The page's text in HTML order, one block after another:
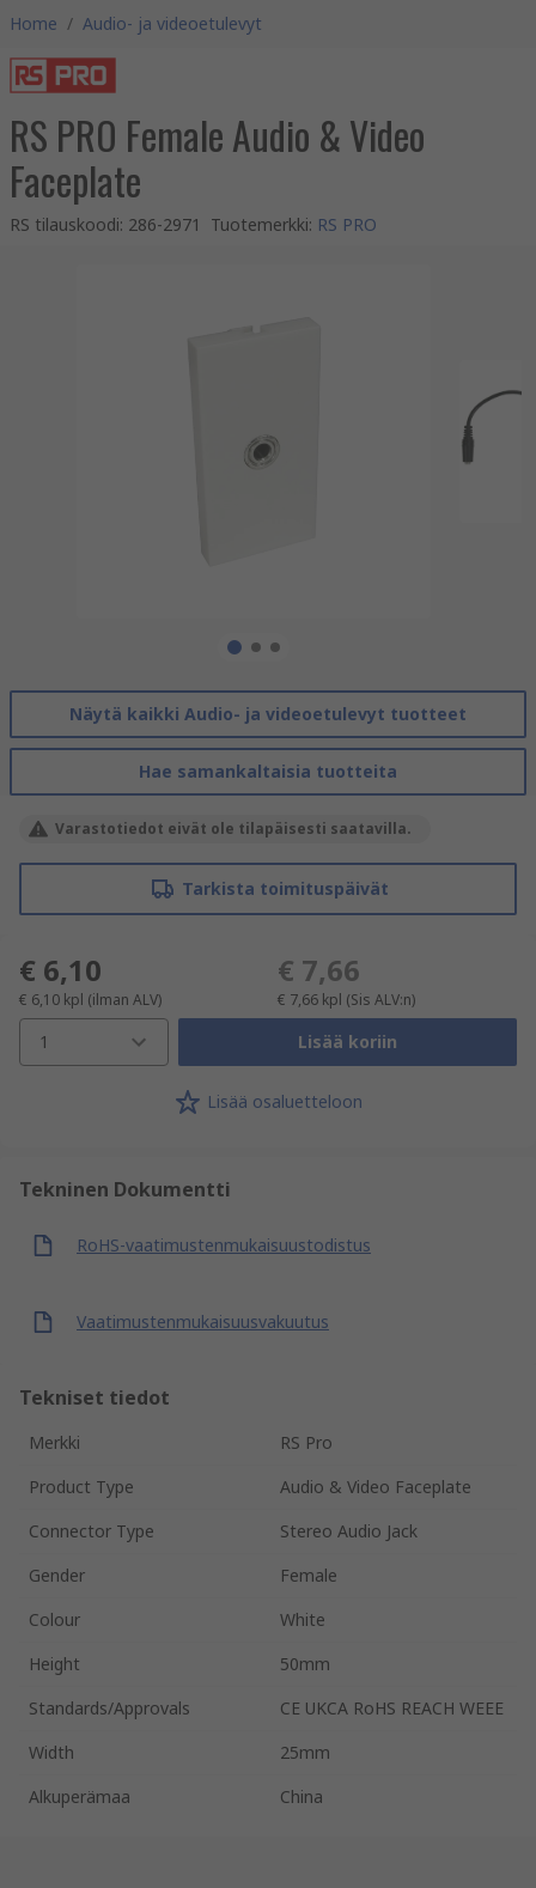
Home / Audio- ja videoetulevyt
RS PRO Female Audio & Video
Faceplate
RS tilauskoodi: 286-2971 Tuotemerkki: RS PRO
Näytä kaikki Audio- ja videoetulevyt tuotteet
Hae samankaltaisia tuotteita
Varastotiedot eivät ole tilapäisesti saatavilla.
Tarkista toimituspäivät
€ 6,10
€ 6,10 kpl (ilman ALV)
€ 7,66
€ 7,66 kpl (Sis ALV:n)
1 Lisää koriin
Lisää osaluetteloon
Tekninen Dokumentti
RoHS-vaatimustenmukaisuustodistus
Vaatimustenmukaisuusvakuutus
Tekniset tiedot
Merkki
RS Pro
Product Type
Audio & Video Faceplate
Connector Type
Stereo Audio Jack
Gender
Female
Colour
White
Height
50mm
Standards/Approvals
CE UKCA RoHS REACH WEEE
Width
25mm
Alkuperämaa
China